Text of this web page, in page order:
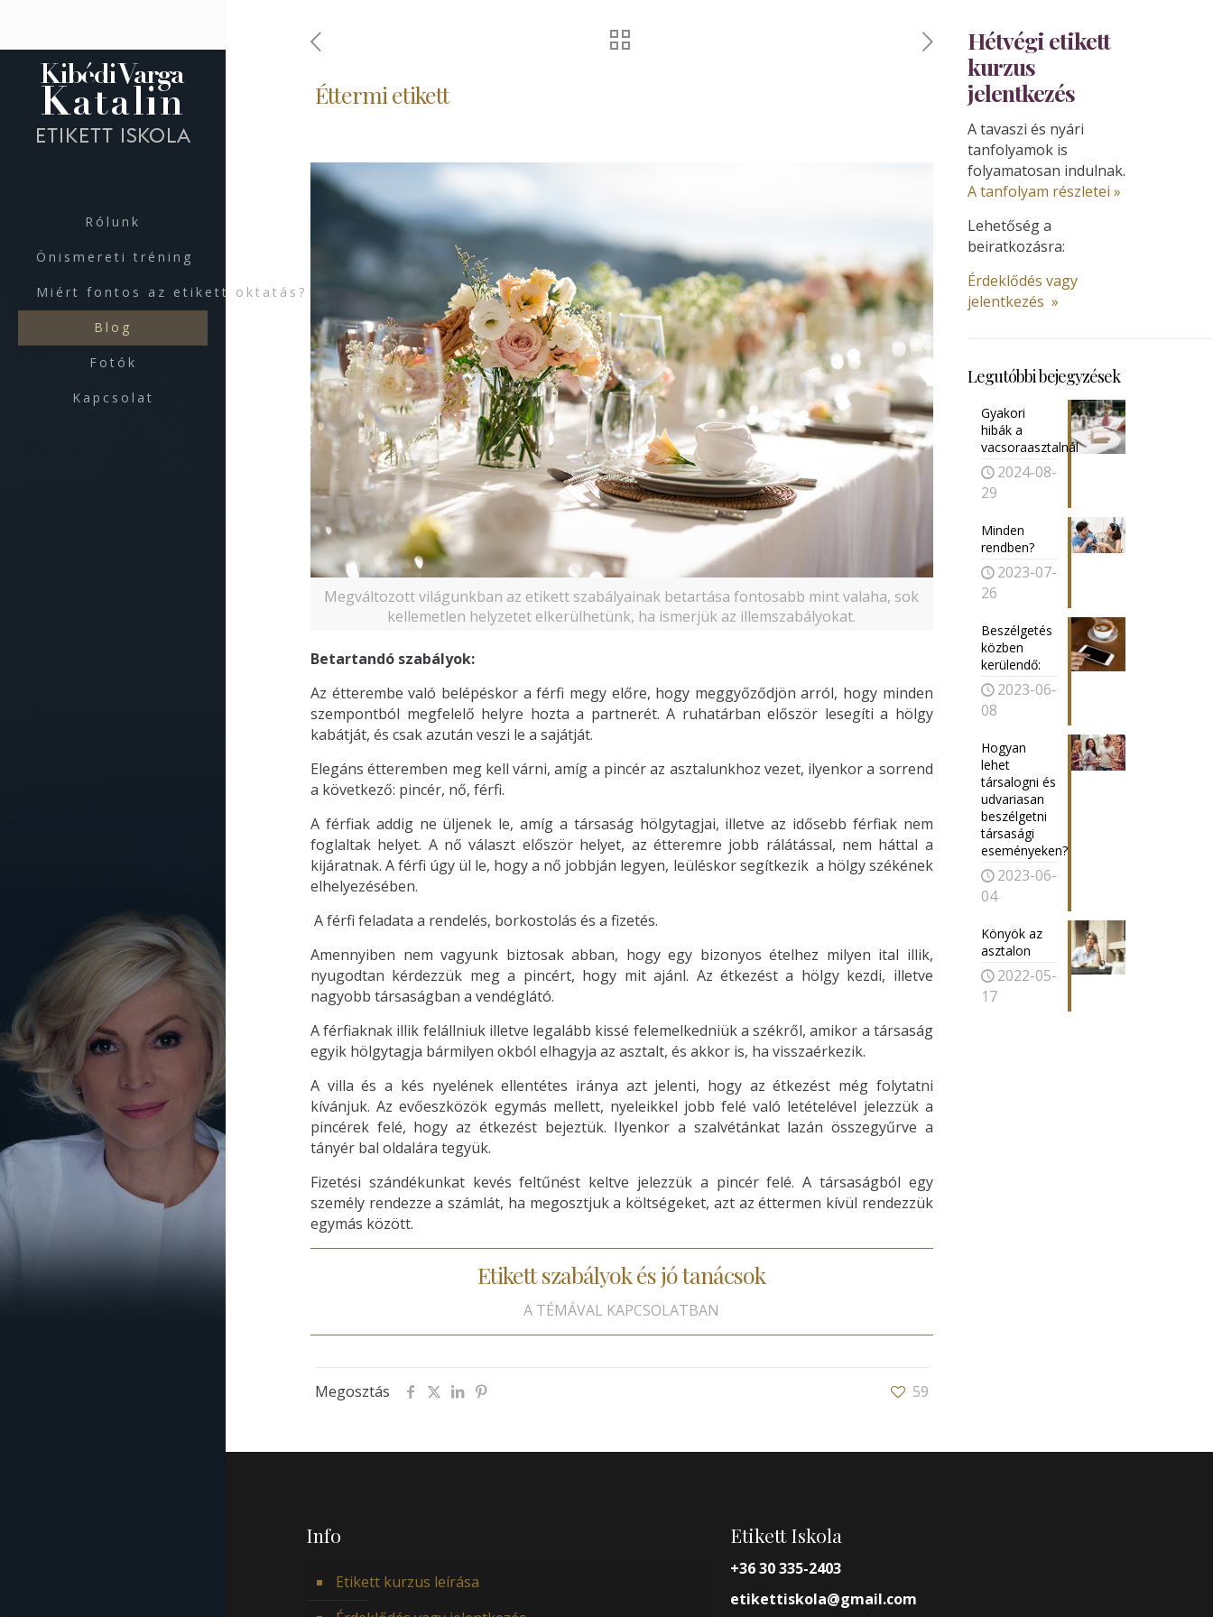
Rólunk
Önismereti tréning
Miért fontos az etikett oktatás?
Blog
Fotók
Kapcsolat
Éttermi etikett
Megváltozott világunkban az etikett szabályainak betartása fontosabb mint valaha, sok
kellemetlen helyzetet elkerülhetünk, ha ismerjük az illemszabályokat.
Betartandó szabályok:
Az étterembe való belépéskor a férfi megy előre, hogy meggyőződjön arról, hogy minden
szempontból megfelelő helyre hozta a partnerét. A ruhatárban először lesegíti a hölgy
kabátját, és csak azután veszi le a sajátját.
Elegáns étteremben meg kell várni, amíg a pincér az asztalunkhoz vezet, ilyenkor a sorrend
a következő: pincér, nő, férfi.
A férfiak addig ne üljenek le, amíg a társaság hölgytagjai, illetve az idősebb férfiak nem
foglaltak helyet. A nő választ először helyet, az étteremre jobb rálátással, nem háttal a
kijáratnak. A férfi úgy ül le, hogy a nő jobbján legyen, leüléskor segítkezik a hölgy székének
elhelyezésében.
A férfi feladata a rendelés, borkostolás és a fizetés.
Amennyiben nem vagyunk biztosak abban, hogy egy bizonyos ételhez milyen ital illik,
nyugodtan kérdezzük meg a pincért, hogy mit ajánl. Az étkezést a hölgy kezdi, illetve
nagyobb társaságban a vendéglátó.
A férfiaknak illik felállniuk illetve legalább kissé felemelkedniük a székről, amikor a társaság
egyik hölgytagja bármilyen okból elhagyja az asztalt, és akkor is, ha visszaérkezik.
A villa és a kés nyelének ellentétes iránya azt jelenti, hogy az étkezést még folytatni
kívánjuk. Az evőeszközök egymás mellett, nyeleikkel jobb felé való letételével jelezzük a
pincérek felé, hogy az étkezést bejeztük. Ilyenkor a szalvétánkat lazán összegyűrve a
tányér bal oldalára tegyük.
Fizetési szándékunkat kevés feltűnést keltve jelezzük a pincér felé. A társaságból egy
személy rendezze a számlát, ha megosztjuk a költségeket, azt az éttermen kívül rendezzük
egymás között.
Etikett szabályok és jó tanácsok
A TÉMÁVAL KAPCSOLATBAN
Megosztás 59
Hétvégi etikett
kurzus
jelentkezés
A tavaszi és nyári
tanfolyamok is
folyamatosan indulnak.
A tanfolyam részletei »
Lehetőség a
beiratkozásra:
Érdeklődés vagy
jelentkezés »
Legutóbbi bejegyzések
Gyakori
hibák a
vacsoraasztalnál
2024-08-
29
Minden
rendben?
2023-07-
26
Beszélgetés
közben
kerülendő:
2023-06-
08
Hogyan
lehet
társalogni és
udvariasan
beszélgetni
társasági
eseményeken?
2023-06-
04
Könyök az
asztalon
2022-05-
17
Info
Etikett kurzus leírása
Etikett Iskola
+36 30 335-2403
etikettiskola@gmail.com